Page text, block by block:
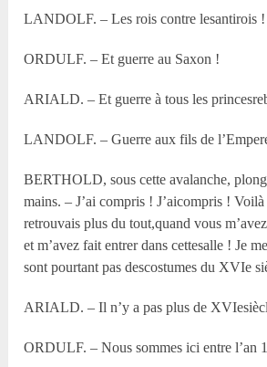
LANDOLF. – Les rois contre lesantirois !
ORDULF. – Et guerre au Saxon !
ARIALD. – Et guerre à tous les
LANDOLF. – Guerre aux fils de
BERTHOLD, sous cette avalanche,
mains. – J’ai compris ! J’aicompris !
retrouvais plus du tout,quand vous
et m’avez fait entrer dans cettesalle ! Je
sont pourtant pas descostumes du XVIe
ARIALD. – Il n’y a pas plus de XVIe
ORDULF. – Nous sommes ici entre l’an